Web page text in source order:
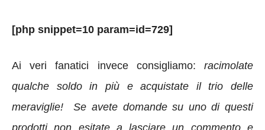
[php snippet=10 param=id=729]
Ai veri fanatici invece consigliamo: racimolate
qualche soldo in più e acquistate il trio delle
meraviglie! Se avete domande su uno di questi
prodotti non esitate a lasciare un commento e